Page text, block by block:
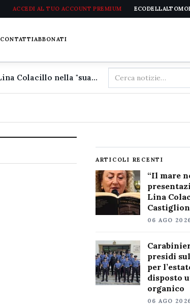
ACCEDI AL TUO ACCOUNT PREMIUM
CONTATTIABBONATI
"Il mare non porta fiori", la presentazione del libro di Lina Colacillo nella "sua" Castiglione Messer Marino
Cerca
nel
ARTICOLI RECENTI
“Il mare
Lina
06 AGO
presidi
per
disposto
organico
06 AGO